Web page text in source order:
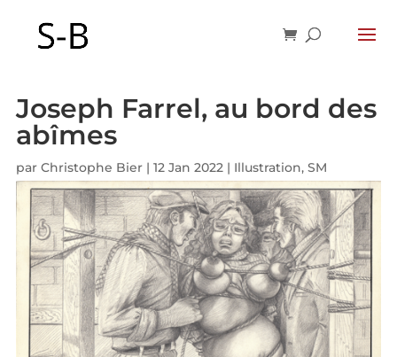
Joseph Farrel, au bord des
abîmes
par Christophe Bier| 12 Jan 2022| Illustration, SM